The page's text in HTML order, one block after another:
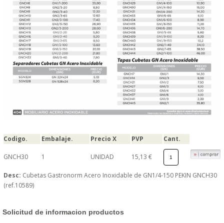
CUBIERTOS
ELECTRODOM�STICOS
HIGIENE Y PROTECCION
MAQUINARIA CALIENTE
Codigo. Embalaje. Precio X PVP Cant.
GNCH30 1 UNIDAD 15,13 €
Desc: Cubetas Gastronorm Acero Inoxidable de GN1/4-150 PEKIN GNCH30
(ref.10589)
Solicitud de informacion productos